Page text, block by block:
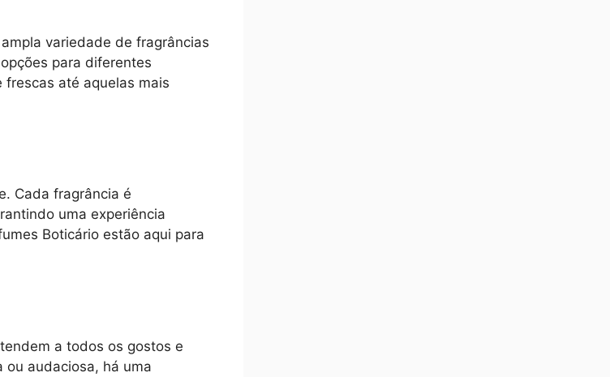
variedade de fragrâncias
para diferentes
até aquelas mais
Cada fragrância é
uma experiência
Boticário estão aqui para
a todos os gostos e
ou audaciosa, há uma